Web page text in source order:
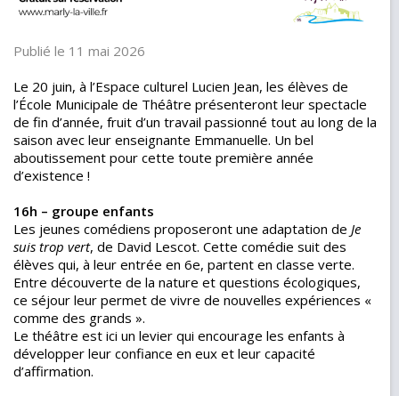
Publié le 11 mai 2026
Le 20 juin, à l’Espace culturel Lucien Jean, les élèves de
l’École Municipale de Théâtre présenteront leur spectacle
de fin d’année, fruit d’un travail passionné tout au long de la
saison avec leur enseignante Emmanuelle. Un bel
aboutissement pour cette toute première année
d’existence !
16h – groupe enfants
Les jeunes comédiens proposeront une adaptation de Je
suis trop vert, de David Lescot. Cette comédie suit des
élèves qui, à leur entrée en 6e, partent en classe verte.
Entre découverte de la nature et questions écologiques,
ce séjour leur permet de vivre de nouvelles expériences «
comme des grands ».
Le théâtre est ici un levier qui encourage les enfants à
développer leur confiance en eux et leur capacité
d’affirmation.